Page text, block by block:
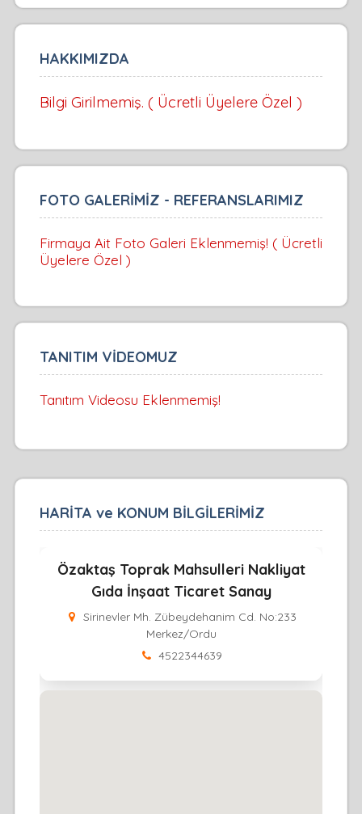
HAKKIMIZDA
Bilgi Girilmemiş. ( Ücretli Üyelere Özel )
FOTO GALERİMİZ - REFERANSLARIMIZ
Firmaya Ait Foto Galeri Eklenmemiş! ( Ücretli
Üyelere Özel )
TANITIM VİDEOMUZ
Tanıtım Videosu Eklenmemiş!
HARİTA ve KONUM BİLGİLERİMİZ
Özaktaş Toprak Mahsulleri Nakliyat
Gıda İnşaat Ticaret Sanay
Sirinevler Mh. Zübeydehanim Cd. No:233
Merkez/Ordu
4522344639